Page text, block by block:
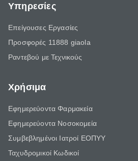
Υπηρεσίες
Επείγουσες Εργασίες
Προσφορές 11888 giaola
Ραντεβού με Τεχνικούς
Χρήσιμα
Εφημερεύοντα Φαρμακεία
Εφημερεύοντα Νοσοκομεία
Συμβεβλημένοι Ιατροί ΕΟΠΥΥ
Ταχυδρομικοί Κωδικοί